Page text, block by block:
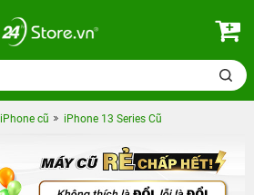
iPhone cũ iPhone 13 Series Cũ